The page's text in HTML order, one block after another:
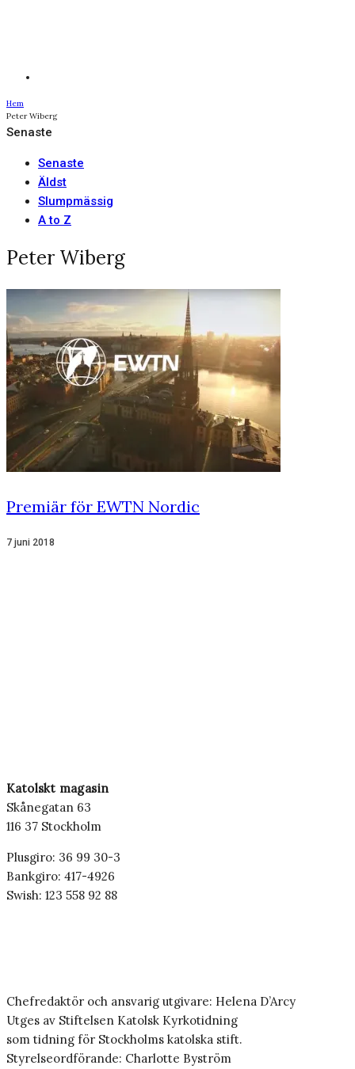
Hem
Peter Wiberg
Senaste
Senaste
Äldst
Slumpmässig
A to Z
Peter Wiberg
Premiär för EWTN Nordic
7 juni 2018
Katolskt magasin
Skånegatan 63
116 37 Stockholm
Plusgiro: 36 99 30-3
Bankgiro: 417-4926
Swish: 123 558 92 88
Chefredaktör och ansvarig utgivare: Helena D’Arcy
Utges av Stiftelsen Katolsk Kyrkotidning
som tidning för Stockholms katolska stift.
Styrelseordförande: Charlotte Byström